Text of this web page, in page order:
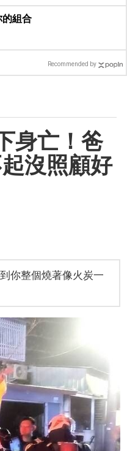
的組合
Recommended by
身亡！爸
沒照顧好
你整個燒著像火炭一